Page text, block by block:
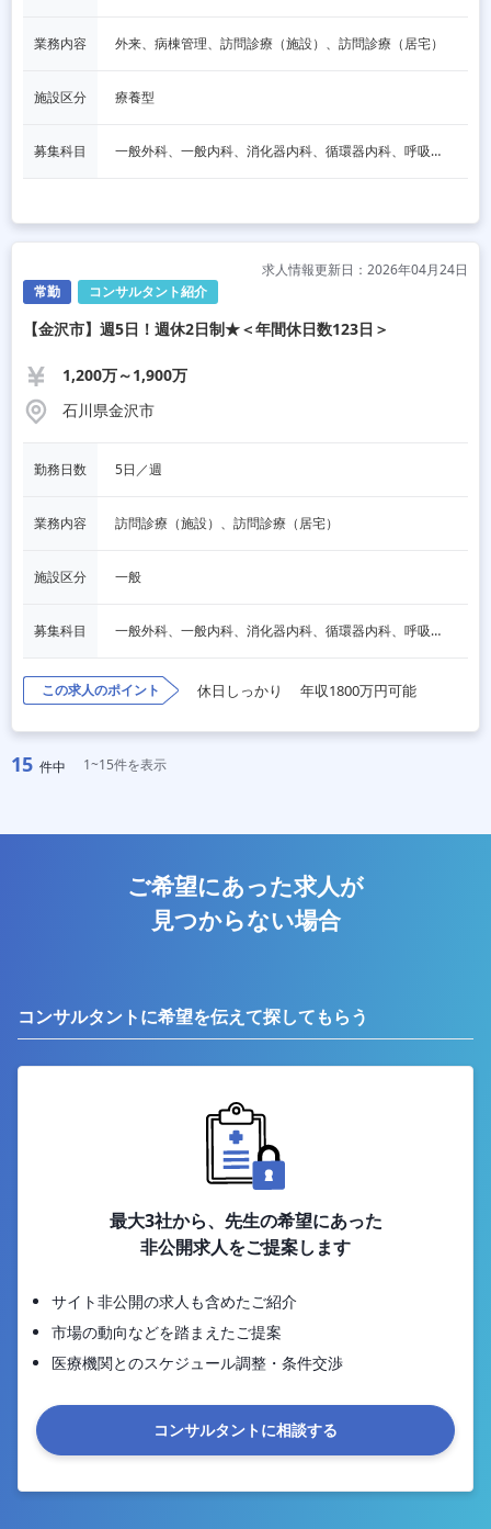
業務内容 外来、病棟管理、訪問診療（施設）、訪問診療（居宅）
施設区分 療養型
募集科目 一般外科、一般内科、消化器内科、循環器内科、呼吸器内科、血液内科、脳神経内科、内分泌内科、老人内科、消化器外科、その他
常勤 コンサルタント紹介
求人情報更新日：2026年04月24日
【金沢市】週5日！週休2日制★＜年間休日数123日＞
1,200万～1,900万
石川県金沢市
勤務日数 5日／週
業務内容 訪問診療（施設）、訪問診療（居宅）
施設区分 一般
募集科目 一般外科、一般内科、消化器内科、循環器内科、呼吸器内科、血液内科、脳神経内科、内分泌内科、老人内科、消化器外科、その他
この求人のポイント 休日しっかり 年収1800万円可能
15 件中 1~15件を表示
ご希望にあった求人が
見つからない場合
コンサルタントに希望を伝えて探してもらう
最大3社から、先生の希望にあった
非公開求人をご提案します
サイト非公開の求人も含めたご紹介
市場の動向などを踏まえたご提案
医療機関とのスケジュール調整・条件交渉
コンサルタントに相談する